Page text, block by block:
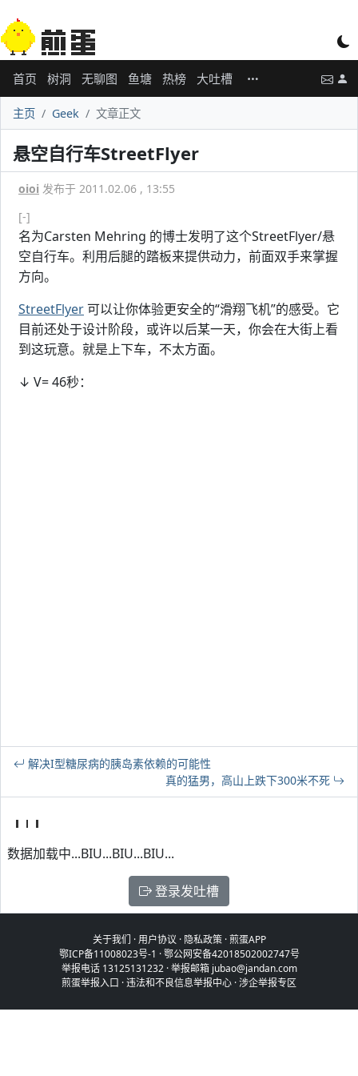
首页 树洞 无聊图 鱼塘 热榜 大吐槽
主页 Geek 文章正文
悬空自行车StreetFlyer
oioi 发布于 2011.02.06 , 13:55
[-]
名为Carsten Mehring 的博士发明了这个StreetFlyer/悬
空自行车。利用后腿的踏板来提供动力，前面双手来掌握
方向。
StreetFlyer可以让你体验更安全的“滑翔飞机”的感受。它
目前还处于设计阶段，或许以后某一天，你会在大街上看
到这玩意。就是上下车，不太方面。
↓ V= 46秒：
解决I型糖尿病的胰岛素依赖的可能性
真的猛男，高山上跌下300米不死
数据加载中...BIU...BIU...BIU...
登录发吐槽
关于我们 ·用户协议 · 隐私政策·煎蛋APP
鄂ICP备11008023号-1 ·鄂公网安备42018502002747号
举报电话 13125131232 · 举报邮箱 jubao@jandan.com
煎蛋举报入口 ·违法和不良信息举报中心 ·涉企举报专区